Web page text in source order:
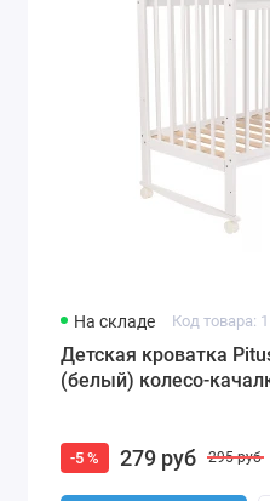
На складе Код товара:
Детская кроватка
(белый) колесо-
-5 % 279 руб 295 руб